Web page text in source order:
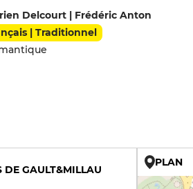
Delcourt | Frédéric Anton
| Traditionnel
DE GAULT&MILLAU
PLAN